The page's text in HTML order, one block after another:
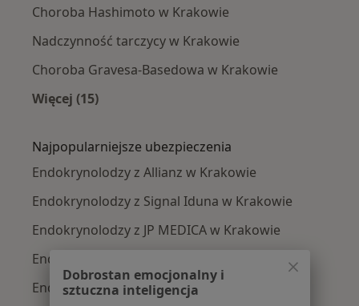
Choroba Hashimoto w Krakowie
Nadczynność tarczycy w Krakowie
Choroba Gravesa-Basedowa w Krakowie
Więcej (15)
Najpopularniejsze ubezpieczenia
Endokrynolodzy z Allianz w Krakowie
Endokrynolodzy z Signal Iduna w Krakowie
Endokrynolodzy z JP MEDICA w Krakowie
Endokrynolodzy z TU Zdrowie w Krakowie
Endokrynolodzy z Świat Zdrowia w Krakowie
Dobrostan emocjonalny i
sztuczna inteligencja